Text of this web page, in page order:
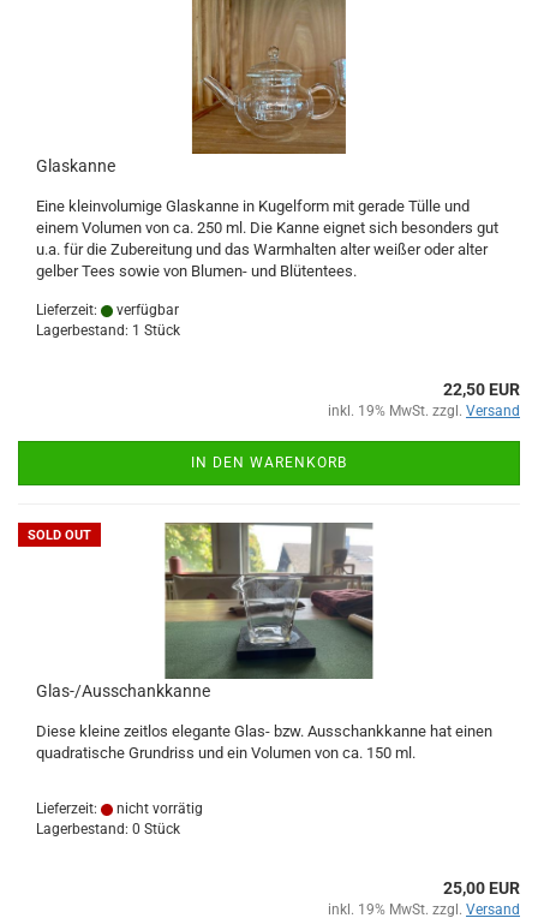
Glaskanne
Eine kleinvolumige Glaskanne in Kugelform mit gerade Tülle und
einem Volumen von ca. 250 ml. Die Kanne eignet sich besonders gut
u.a. für die Zubereitung und das Warmhalten alter weißer oder alter
gelber Tees sowie von Blumen- und Blütentees.
Lieferzeit:
verfügbar
Lagerbestand: 1 Stück
22,50 EUR
inkl. 19% MwSt. zzgl. Versand
IN DEN WARENKORB
SOLD OUT
Glas-/Ausschankkanne
Diese kleine zeitlos elegante Glas- bzw. Ausschankkanne hat einen
quadratische Grundriss und ein Volumen von ca. 150 ml.
Lieferzeit:
nicht vorrätig
Lagerbestand: 0 Stück
25,00 EUR
inkl. 19% MwSt. zzgl. Versand